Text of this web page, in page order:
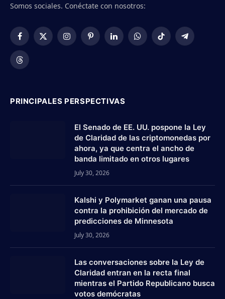
Somos sociales. Conéctate con nosotros:
Facebook
X
InstagramPinterestLinkedInWhatsApp
TikTok Telegram
Threads
PRINCIPALES PERSPECTIVAS
El Senado de EE. UU. pospone la Ley
de Claridad de las criptomonedas por
ahora, ya que centra el ancho de
banda limitado en otros lugares
July 30, 2026
Kalshi y Polymarket ganan una pausa
contra la prohibición del mercado de
predicciones de Minnesota
July 30, 2026
Las conversaciones sobre la Ley de
Claridad entran en la recta final
mientras el Partido Republicano busca
votos demócratas